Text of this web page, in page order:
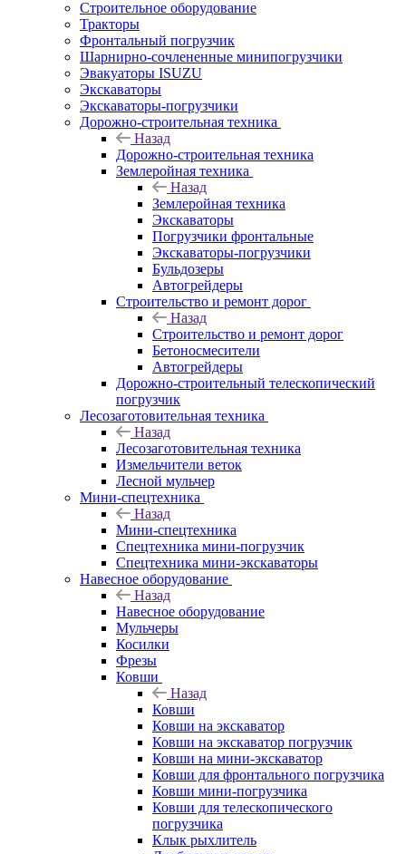
Строительное оборудование
Тракторы
Фронтальный погрузчик
Шарнирно-сочлененные минипогрузчики
Эвакуаторы ISUZU
Экскаваторы
Экскаваторы-погрузчики
Дорожно-строительная техника
Назад
Дорожно-строительная техника
Землеройная техника
Назад
Землеройная техника
Экскаваторы
Погрузчики фронтальные
Экскаваторы-погрузчики
Бульдозеры
Автогрейдеры
Строительство и ремонт дорог
Назад
Строительство и ремонт дорог
Бетоносмесители
Автогрейдеры
Дорожно-строительный телескопический
погрузчик
Лесозаготовительная техника
Назад
Лесозаготовительная техника
Измельчители веток
Лесной мульчер
Мини-спецтехника
Назад
Мини-спецтехника
Спецтехника мини-погрузчик
Спецтехника мини-экскаваторы
Навесное оборудование
Назад
Навесное оборудование
Мульчеры
Косилки
Фрезы
Ковши
Назад
Ковши
Ковши на экскаватор
Ковши на экскаватор погрузчик
Ковши на мини-экскаватор
Ковши для фронтального погрузчика
Ковши мини-погрузчика
Ковши для телескопического
погрузчика
Клык рыхлитель